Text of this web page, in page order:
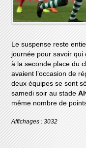
Le suspense reste
journée pour savoir
à la seconde place du
avaient l’occasion de
deux équipes se sont
samedi soir au stade
même nombre de
Affichages : 3032